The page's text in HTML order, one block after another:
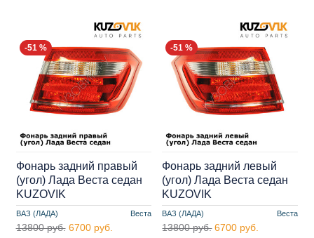
-51 %
ВАЗ (ЛАДА) Веста
Фонарь задний правый
(угол) Лада Веста седан
KUZOVIK
13800 руб. 6700 руб.
-51 %
ВАЗ (ЛАДА) Веста
Фонарь задний левый
(угол) Лада Веста седан
KUZOVIK
13800 руб. 6700 руб.